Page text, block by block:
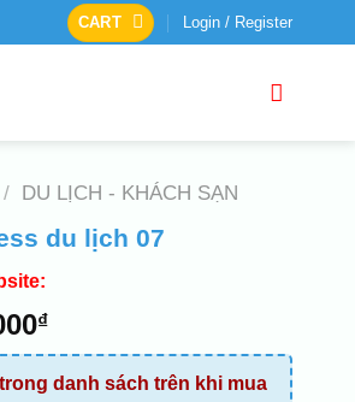
CART Login / Register
/ DU LỊCH - KHÁCH SẠN
du lịch 07
₫
danh sách trên khi mua